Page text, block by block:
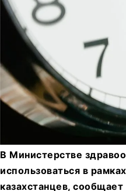
В Министерстве
использоваться в
казахстанцев,